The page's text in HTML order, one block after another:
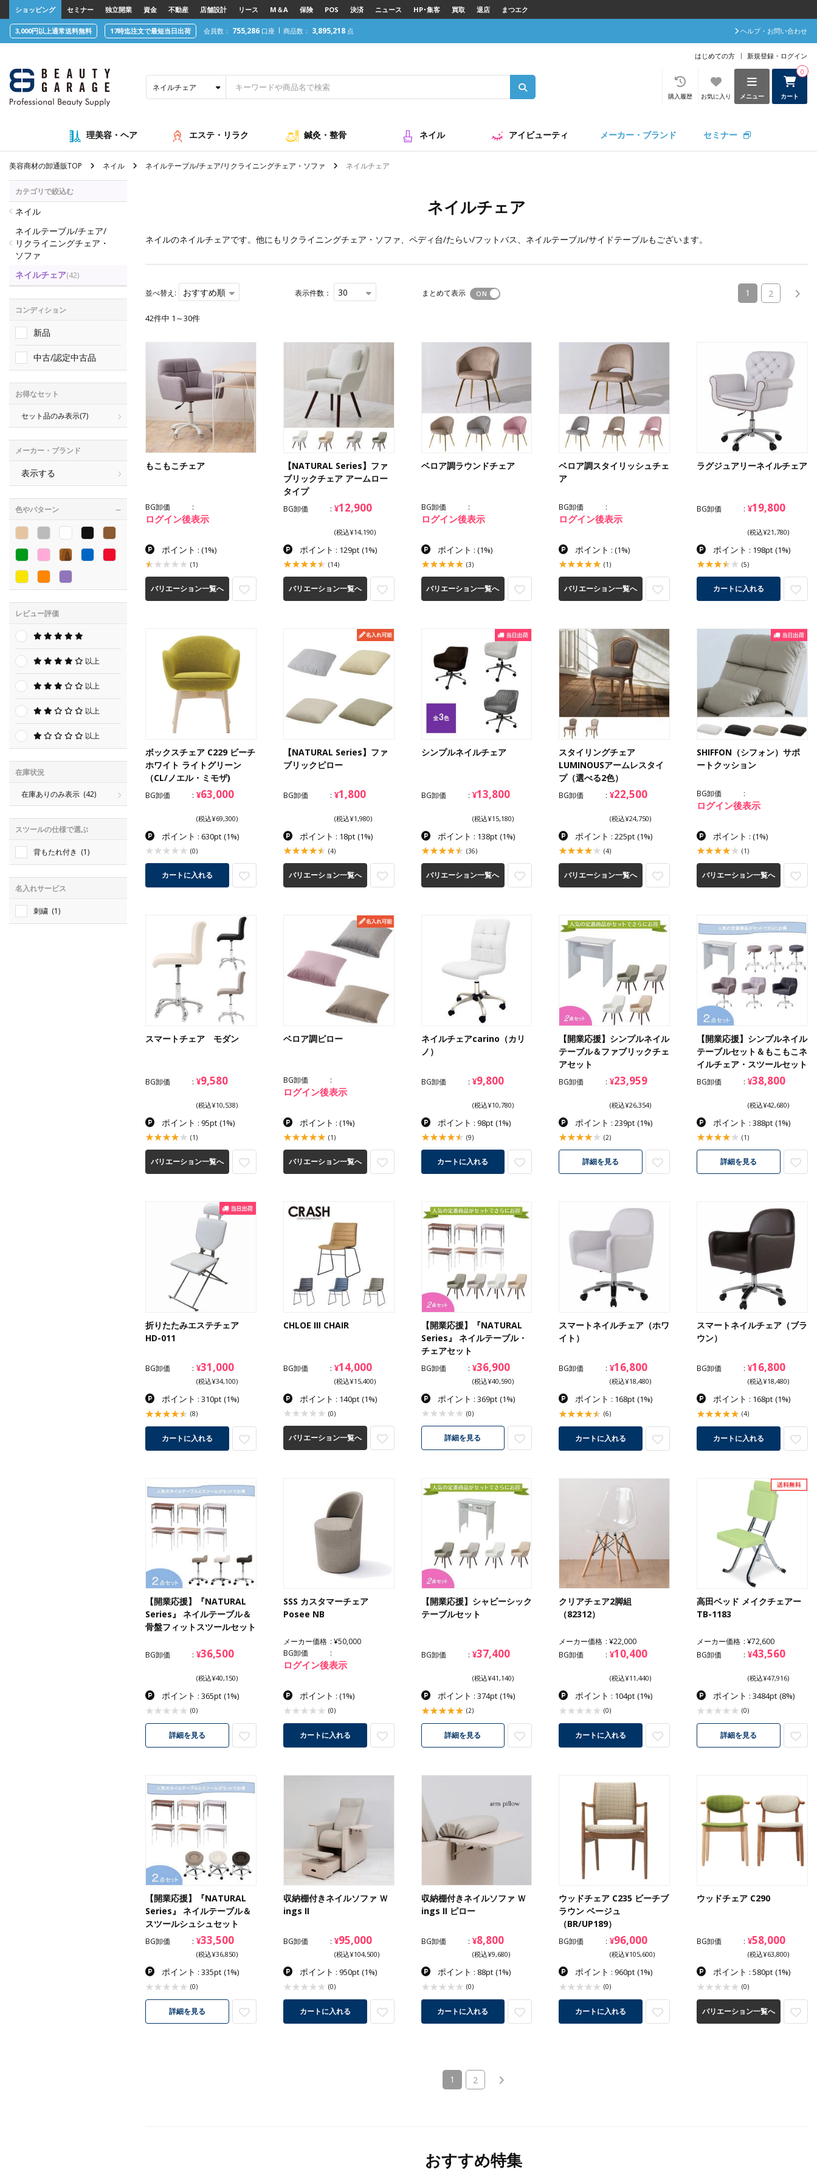
text.skipToContent
text.skipToNavigation
ショッピング セミナー 独立開業 資金 不動産 店舗設計 リース M＆A 保険 POS 決済 ニュース HP･集客 買取 退店 まつエク
3,000円以上通常送料無料 17時迄注文で最短当日出荷 会員数： 755,286 口座 商品数： 3,895,218 点 ヘルプ・お問い合わせ
はじめての方 新規登録・ログイン
カート
0
メニュー
お気に入り
購入履歴
ネイルチェア
理美容・ヘア エステ・リラク 鍼灸・整骨 ネイル アイビューティ メーカー・ブランド セミナー
美容商材の卸通販TOP ネイル ネイルテーブル/チェア/リクライニングチェア・ソファ ネイルチェア
カテゴリで絞込む
ネイル
ネイルテーブル/チェア/
リクライニングチェア・
ソファ
ネイルチェア(42)
コンディション
新品
中古/認定中古品
お得なセット
セット品のみ表示(7)
メーカー・ブランド
表示する
色やパターン
レビュー評価
以上
以上
以上
以上
在庫状況
在庫ありのみ表示 (42)
スツールの仕様で選ぶ
背もたれ付き (1)
名入れサービス
刺繍 (1)
ネイルチェア
ネイルのネイルチェアです。他にも リクライニングチェア・ソファ、 ペディ台/たらい/フットバス、 ネイルテーブル/サイドテーブルもございます。
並べ替え: おすすめ順 表示件数： 30 まとめて表示 1 (current)
2
42件中 1～30件
もこもこチェア
BG卸価
ログイン後表示
ポイント : (1%)
(1)
バリエーション一覧へ
【NATURAL Series】ファ
ブリックチェア アームロー
タイプ
BG卸価 ¥12,900
(税込¥14,190)
ポイント : 129pt (1%)
(14)
バリエーション一覧へ
ベロア調ラウンドチェア
BG卸価
ログイン後表示
ポイント : (1%)
(3)
バリエーション一覧へ
ベロア調スタイリッシュチェ
ア
BG卸価
ログイン後表示
ポイント :(1%)
(1)
バリエーション一覧へ
ラグジュアリーネイルチェア
BG卸価 ¥19,800
(税込¥21,780)
ポイント : 198pt (1%)
(5)
カートに入れる
ボックスチェア C229 ビーチ
ホワイト ライトグリーン
（CL/ノエル・ミモザ)
BG卸価 ¥63,000
(税込¥69,300)
ポイント : 630pt (1%)
(0)
カートに入れる
【NATURAL Series】ファ
ブリックピロー
BG卸価 ¥1,800
(税込¥1,980)
ポイント : 18pt (1%)
(4)
バリエーション一覧へ
シンプルネイルチェア
BG卸価 ¥13,800
(税込¥15,180)
ポイント : 138pt (1%)
(36)
バリエーション一覧へ
スタイリングチェア
LUMINOUSアームレスタイ
プ（選べる2色）
BG卸価 ¥22,500
(税込¥24,750)
ポイント : 225pt (1%)
(4)
バリエーション一覧へ
SHIFFON（シフォン）サポ
ートクッション
BG卸価
ログイン後表示
ポイント :(1%)
(1)
バリエーション一覧へ
スマートチェア モダン
BG卸価 ¥9,580
(税込¥10,538)
ポイント : 95pt (1%)
(1)
バリエーション一覧へ
ベロア調ピロー
BG卸価
ログイン後表示
ポイント : (1%)
(1)
バリエーション一覧へ
ネイルチェアcarino（カリ
ノ）
BG卸価 ¥9,800
(税込¥10,780)
ポイント : 98pt (1%)
(9)
カートに入れる
【開業応援】シンプルネイル
テーブル＆ファブリックチェ
アセット
BG卸価 ¥23,959
(税込¥26,354)
ポイント : 239pt (1%)
(2)
詳細を見る
【開業応援】シンプルネイル
テーブルセット＆もこもこネ
イルチェア・スツールセット
BG卸価 ¥38,800
(税込¥42,680)
ポイント : 388pt (1%)
(1)
詳細を見る
折りたたみエステチェア
HD-011
BG卸価 ¥31,000
(税込¥34,100)
ポイント : 310pt (1%)
(8)
カートに入れる
CHLOE Ⅲ CHAIR
BG卸価 ¥14,000
(税込¥15,400)
ポイント : 140pt (1%)
(0)
バリエーション一覧へ
【開業応援】『NATURAL
Series』 ネイルテーブル・
チェアセット
BG卸価 ¥36,900
(税込¥40,590)
ポイント : 369pt (1%)
(0)
詳細を見る
スマートネイルチェア（ホワ
イト）
BG卸価 ¥16,800
(税込¥18,480)
ポイント : 168pt (1%)
(6)
カートに入れる
スマートネイルチェア（ブラ
ウン）
BG卸価 ¥16,800
(税込¥18,480)
ポイント : 168pt (1%)
(4)
カートに入れる
【開業応援】『NATURAL
Series』 ネイルテーブル＆
骨盤フィットスツールセット
BG卸価 ¥36,500
(税込¥40,150)
ポイント : 365pt (1%)
(0)
詳細を見る
SSS カスタマーチェア
Posee NB
メーカー価格
¥50,000
BG卸価
ログイン後表示
ポイント : (1%)
(0)
カートに入れる
【開業応援】シャビーシック
テーブルセット
BG卸価 ¥37,400
(税込¥41,140)
ポイント : 374pt (1%)
(2)
詳細を見る
クリアチェア2脚組
（82312）
メーカー価格
¥22,000
BG卸価
¥10,400
(税込¥11,440)
ポイント : 104pt (1%)
(0)
カートに入れる
高田ベッド メイクチェアー
TB-1183
メーカー価格
¥72,600
BG卸価
¥43,560
(税込¥47,916)
ポイント : 3484pt (8%)
(0)
詳細を見る
【開業応援】『NATURAL
Series』 ネイルテーブル＆
スツールシュシュセット
BG卸価 ¥33,500
(税込¥36,850)
ポイント : 335pt (1%)
(0)
詳細を見る
収納棚付きネイルソファ Ｗ
ings Ⅱ
BG卸価 ¥95,000
(税込¥104,500)
ポイント : 950pt (1%)
(0)
カートに入れる
収納棚付きネイルソファ Ｗ
ings Ⅱ ピロー
BG卸価 ¥8,800
(税込¥9,680)
ポイント : 88pt (1%)
(0)
カートに入れる
ウッドチェア C235 ビーチブ
ラウン ベージュ
（BR/UP189）
BG卸価 ¥96,000
(税込¥105,600)
ポイント : 960pt (1%)
(0)
カートに入れる
ウッドチェア C290
BG卸価 ¥58,000
(税込¥63,800)
ポイント : 580pt (1%)
(0)
バリエーション一覧へ
1 (current)
2
おすすめ特集